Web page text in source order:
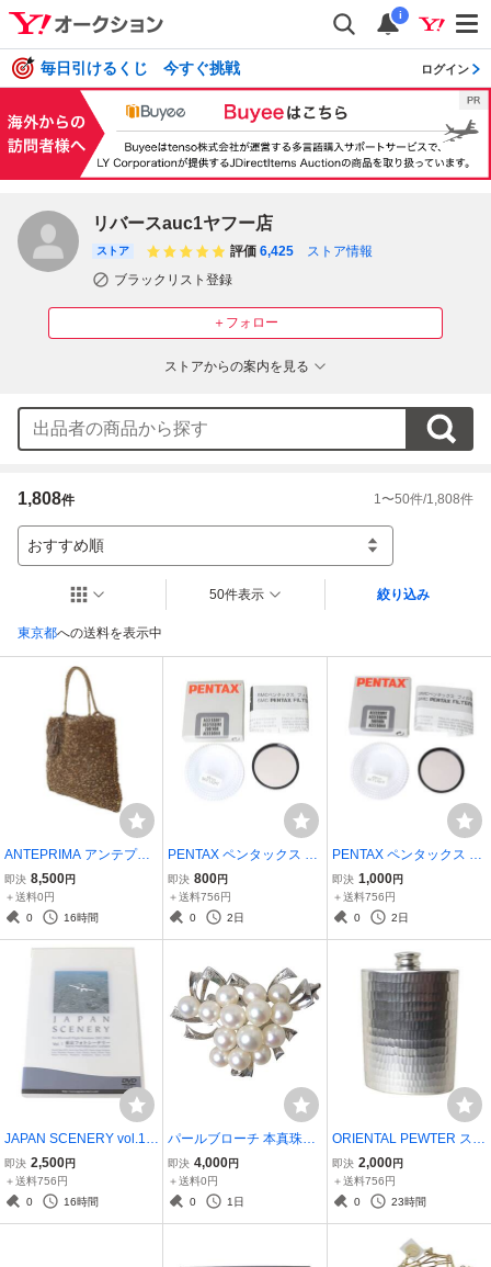
i
毎日引けるくじ 今すぐ挑戦 ログイン
リバースauc1ヤフー店
＋フォロー
ストア 評価 6,425
ストア情報
ブラックリスト登録
ストアからの案内を見る
1,808件 1 〜50件/1,808件
おすすめ順
東京都への送料を表示中
50件表示 絞り込み
ANTEPRIMA アンテプリ
マ ワイヤー ハンドバッグ
メタリックゴールド オー
プン開口 30×26×2(cm) N
即決 8,500円
＋送料0円
0
16時間
PENTAX ペンタックス S
MC スカイライト フィル
ター 49mm 箱、説明書 N
T 美品 ABランク
即決 800円
＋送料756円
0
2日
PENTAX ペンタックス S
MC スカイライト フィル
ター 49mm 箱、説明書 N
T 美品 Aランク
即決 1,000円
＋送料756円
0
2日
JAPAN SCENERY vol.1
東京フォトシーナリー Mi
crosoft Flight Simulator 用
追加ソフト NT Bランク
即決 2,500円
＋送料756円
0
16時間
パールブローチ 本真珠×
メタル 40×31.5(mm) パー
ル 14P 6.1~7.5(mm) 重量
約12.7g NT BCランク
即決 4,000円
＋送料0円
0
1日
ORIENTAL PEWTER スキ
ットル ウィスキーボトル
MALAYSIA シルバー 86×1
09.6×23(mm) NT ABラン
即決 2,000円
＋送料756円
0
23時間